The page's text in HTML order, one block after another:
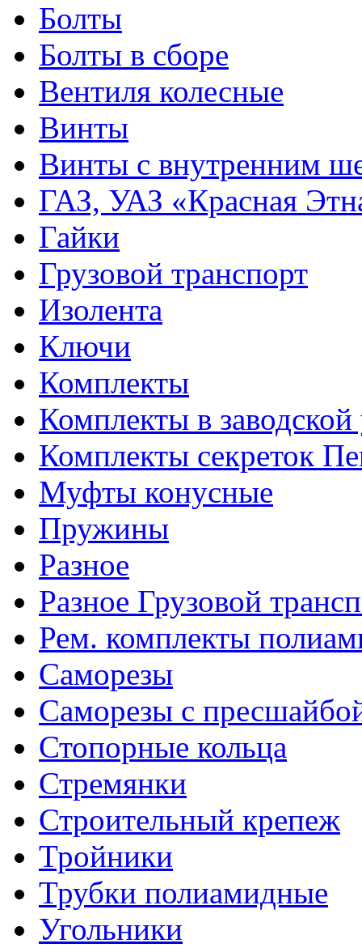
Болты
Болты в сборе
Вентиля колесные
Винты
Винты с внутренним
ГАЗ, УАЗ «Красная
Гайки
Грузовой транспорт
Изолента
Ключи
Комплекты
Комплекты в заводской
Комплекты секреток
Муфты конусные
Пружины
Разное
Разное Грузовой
Рем. комплекты
Саморезы
Саморезы с
Стопорные кольца
Стремянки
Строительный крепеж
Тройники
Трубки полиамидные
Угольники